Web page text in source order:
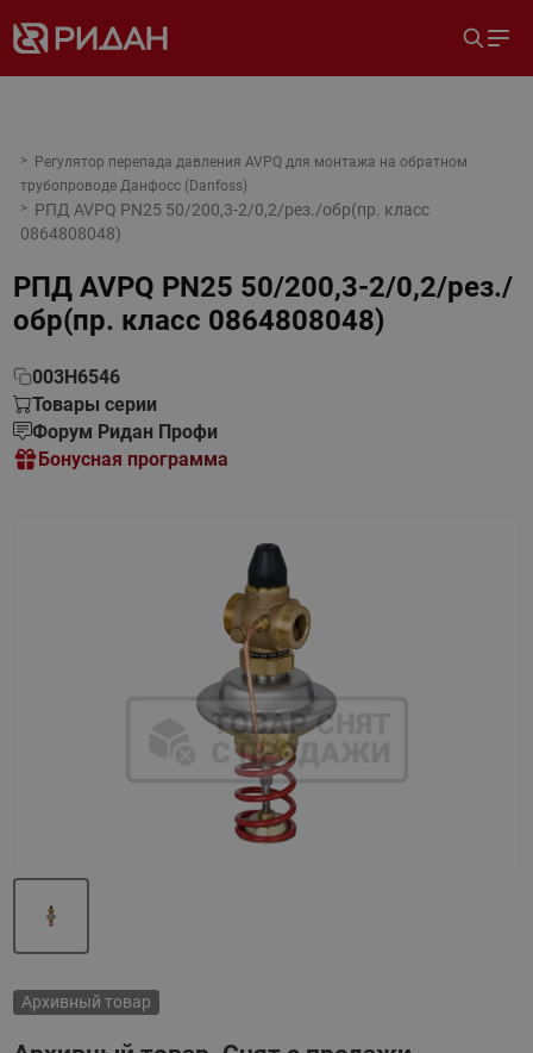
Регулятор перепада давления AVPQ для монтажа на обратном
трубопроводе Данфосс (Danfoss)
РПД AVPQ PN25 50/200,3-2/0,2/рез./обр(пр. класс
0864808048)
РПД AVPQ PN25 50/200,3-2/0,2/рез./
обр(пр. класс 0864808048)
003H6546
Товары серии
Форум Ридан Профи
Бонусная программа
Архивный товар